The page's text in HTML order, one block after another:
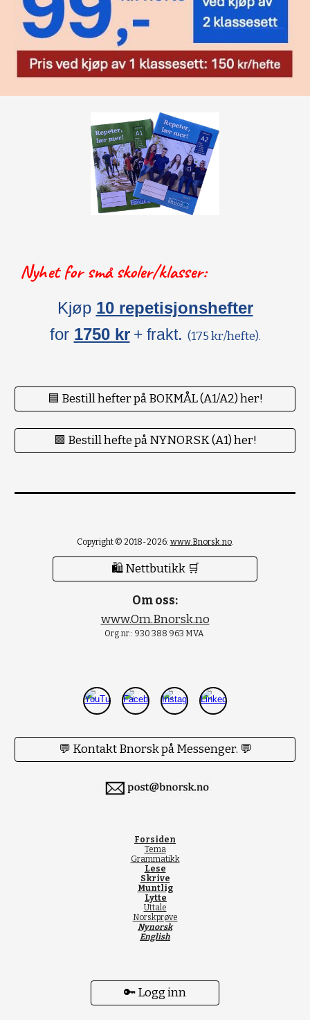
Nyhet for små skoler/klasser:
Kjøp 10 repetisjonshefter
for 1750 kr + frakt. (175 kr/hefte).
🟦 Bestill hefter på BOKMÅL (A1/A2) her!
🟪 Bestill hefte på NYNORSK (A1) her!
Copyright © 2018-2026: www.Bnorsk.no.
🛍 Nettbutikk 🛒
Om oss:
www.Om.Bnorsk.no
Org.nr.: 930 388 963 MVA
💬 Kontakt Bnorsk på Messenger. 💬
Forsiden
Tema
Grammatikk
Lese
Skrive
Muntlig
Lytte
Uttale
Norskprøve
Nynorsk
English
🔑 Logg inn